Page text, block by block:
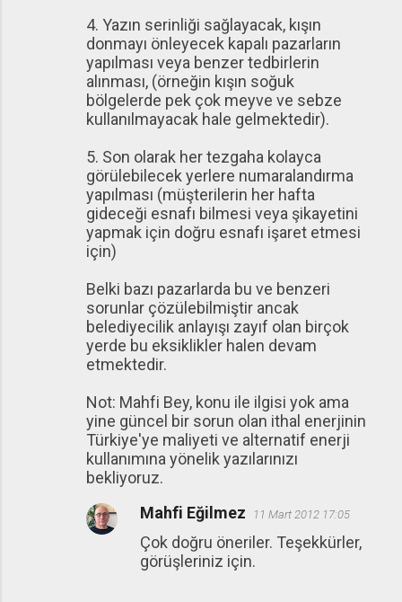
4. Yazın serinliği sağlayacak, kışın
donmayı önleyecek kapalı pazarların
yapılması veya benzer tedbirlerin
alınması, (örneğin kışın soğuk
bölgelerde pek çok meyve ve sebze
kullanılmayacak hale gelmektedir).
5. Son olarak her tezgaha kolayca
görülebilecek yerlere numaralandırma
yapılması (müşterilerin her hafta
gideceği esnafı bilmesi veya şikayetini
yapmak için doğru esnafı işaret etmesi
için)
Belki bazı pazarlarda bu ve benzeri
sorunlar çözülebilmiştir ancak
belediyecilik anlayışı zayıf olan birçok
yerde bu eksiklikler halen devam
etmektedir.
Not: Mahfi Bey, konu ile ilgisi yok ama
yine güncel bir sorun olan ithal enerjinin
Türkiye'ye maliyeti ve alternatif enerji
kullanımına yönelik yazılarınızı
bekliyoruz.
Mahfi Eğilmez 11 Mart 2012 17:05
Çok doğru öneriler. Teşekkürler,
görüşleriniz için.